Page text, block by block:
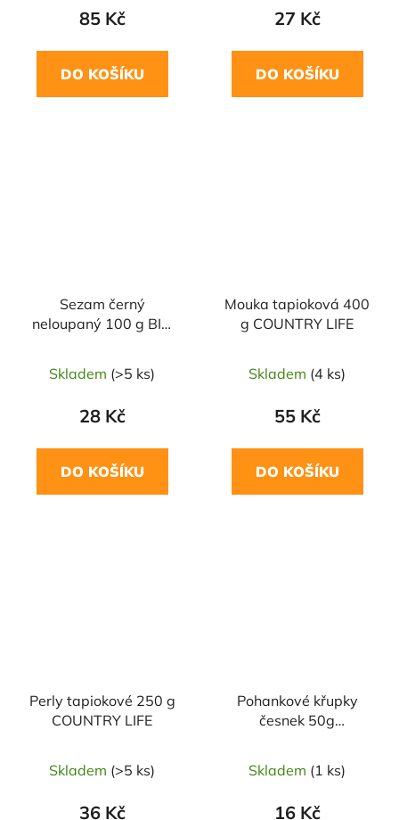
85 Kč
DO KOŠÍKU
27 Kč
DO KOŠÍKU
Sezam černý
neloupaný 100 g BIO
Skladem (>5 ks)
28 Kč
DO KOŠÍKU
Mouka tapioková 400
g COUNTRY LIFE
Skladem (4 ks)
55 Kč
DO KOŠÍKU
Perly tapiokové 250 g
COUNTRY LIFE
Skladem (>5 ks)
36 Kč
Pohankové křupky
česnek 50g
Skladem (1 ks)
16 Kč